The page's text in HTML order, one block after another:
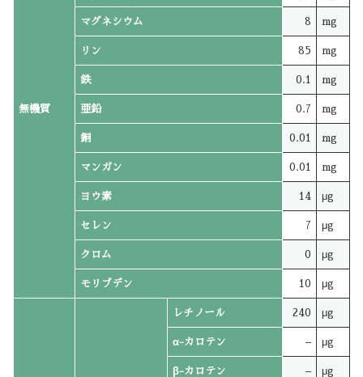
無機質
マグネシウム 8 mg
リン 85 mg
鉄 0.1 mg
亜鉛 0.7 mg
銅 0.01 mg
マンガン 0.01 mg
ヨウ素 14 μg
セレン 7 μg
クロム 0 μg
モリブデン 10 μg
レチノール 240 μg
α-カロテン – μg
β-カロテン – μg